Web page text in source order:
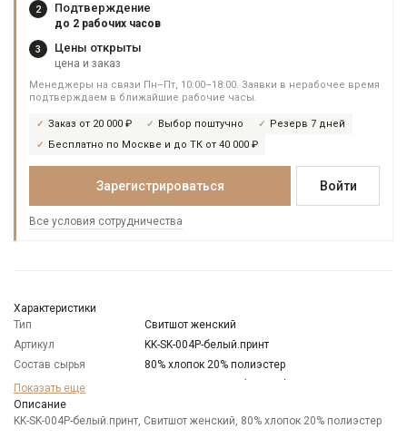
2 Подтверждение
до 2 рабочих часов
3 Цены открыты
цена и заказ
Менеджеры на связи Пн–Пт, 10:00–18:00. Заявки в нерабочее время
подтверждаем в ближайшие рабочие часы.
Заказ от 20 000 ₽ Выбор поштучно
Резерв 7 дней
Бесплатно по Москве и до ТК от 40 000 ₽
Зарегистрироваться Войти
Все условия сотрудничества
Характеристики
Тип
Свитшот женский
Артикул
KK-SK-004P-белый.принт
Состав сырья
80% хлопок 20% полиэстер
Бренд
Модель
Цвет
Белый
Показать еще
Описание
KK-SK-004P-белый.принт, Свитшот женский, 80% хлопок 20% полиэстер